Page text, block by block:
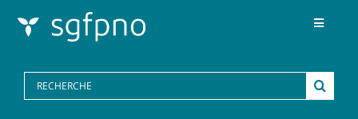
Toggle
Search
for: